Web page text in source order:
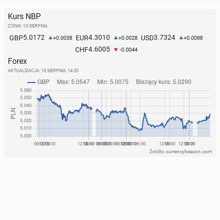
Kurs NBP
Z DNIA: 10 SIERPNIA
GBP5.0172 +0.0038 EUR4.3010 +0.0028 USD3.7324 +0.0088
CHF4.6005 -0.0044
Forex
AKTUALIZACJA: 10 SIERPNIA, 14:30
Źródło: currencybeacon.com